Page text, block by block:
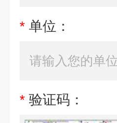
* 单位：
* 验证码：